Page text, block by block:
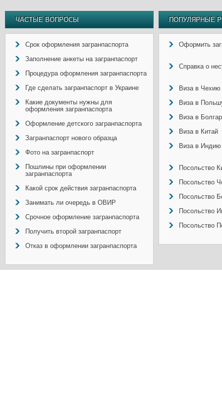
ЧАСТЫЕ ВОПРОСЫ
Срок оформления загранпаспорта
Заполнение анкеты на загранпаспорт
Процедура оформления загранпаспорта
Где сделать загранпаспорт в Украине
Какие документы нужны для
оформления загранпаспорта
Оформление детского загранпаспорта
Загранпаспорт нового образца
Фото на загранпаспорт
Пошлины при оформлении
загранпаспорта
Какой срок действия загранпаспорта
Занимать ли очередь в ОВИР
Срочное оформление загранпаспорта
Получить второй загранпаспорт
Отказ в оформлении загранпаспорта
ПОПУЛЯРНЫЕ
Оформить
Справка о
Виза в Чехию
Виза в
Виза в
Виза в Китай
Виза в Индию
Посольство
Посольство
Посольство
Посольство
Посольство